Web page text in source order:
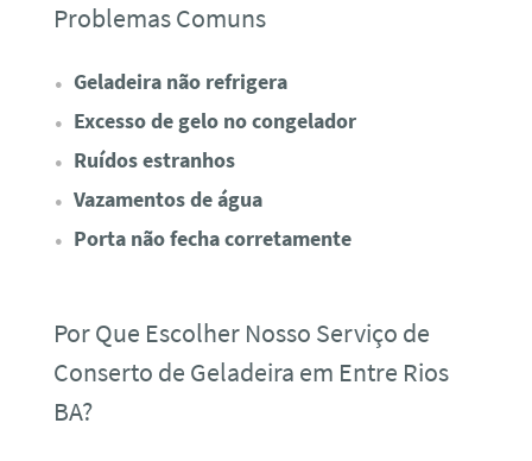
Problemas Comuns
Geladeira não refrigera
Excesso de gelo no congelador
Ruídos estranhos
Vazamentos de água
Porta não fecha corretamente
Por Que Escolher Nosso Serviço de
Conserto de Geladeira em Entre Rios
BA?